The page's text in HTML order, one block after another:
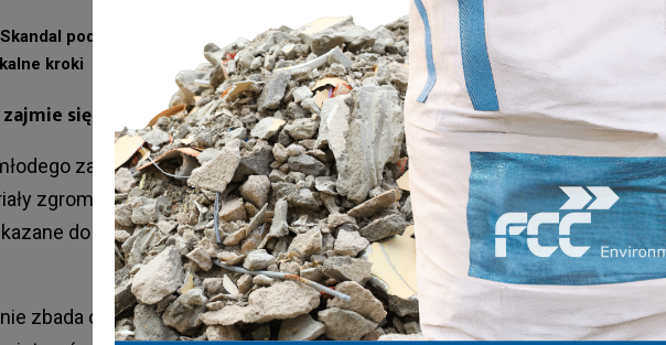
pod kościołem św. Jadwigi w Zabrzu. Monitoring nagrał złodzieja, parafia
kroki
się Sąd Rodzinny w Zabrzu
zabrzanina, sprawa nie zakończy się standardowym mandatem
zgromadzone przez Wydział Ruchu Drogowego KMP Zabrze zostaną
do Wydziału Rodzinnego i Nieletnich przy
Sądzie Rejonowym w
zbada okoliczności, w jakich nastolatek wszedł w posiadanie alkoholu